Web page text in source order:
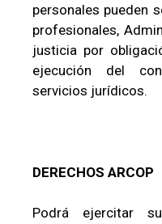
personales pueden
profesionales,
justicia por
ejecución del
servicios jurídicos.
DERECHOS ARCOP
Podrá ejercitar